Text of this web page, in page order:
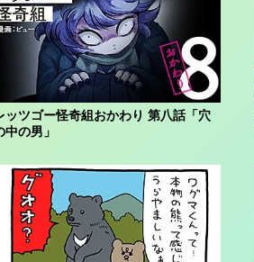
ッツゴー怪奇組おかわり 第八話「穴
中の男」